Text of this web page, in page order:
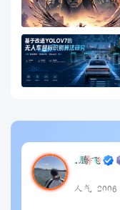
.腾飞
人气 2006